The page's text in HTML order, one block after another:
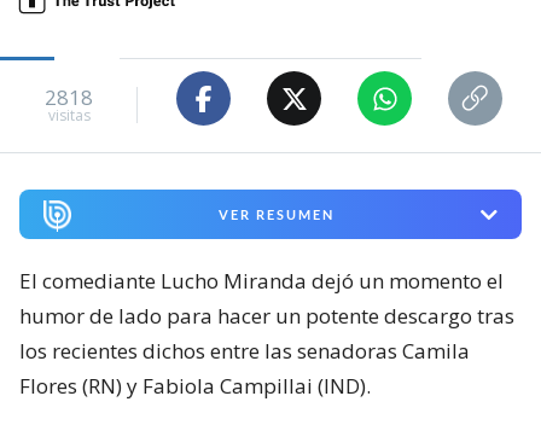
2818
visitas
VER RESUMEN
El comediante Lucho Miranda dejó un momento el
humor de lado para hacer un potente descargo tras
los recientes dichos entre las senadoras Camila
Flores (RN) y Fabiola Campillai (IND).